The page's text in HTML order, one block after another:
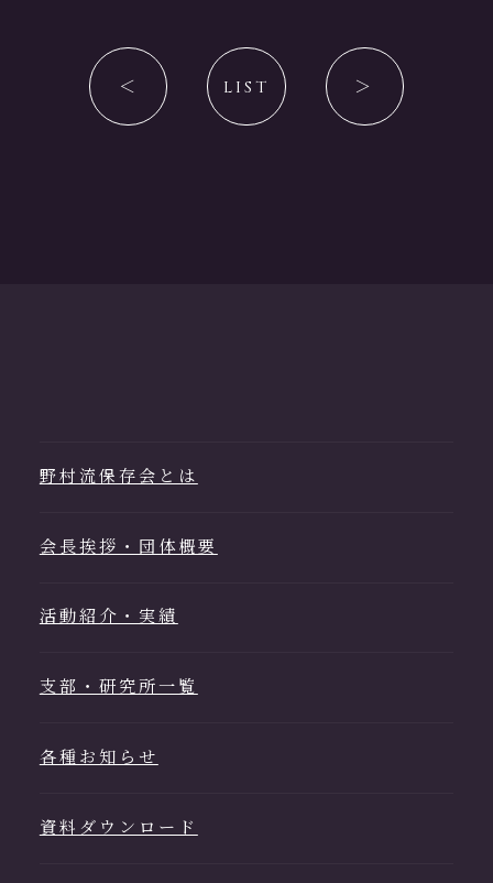
＜ LIST ＞
野村流保存会とは
会長挨拶・団体概要
活動紹介・実績
支部・研究所一覧
各種お知らせ
資料ダウンロード